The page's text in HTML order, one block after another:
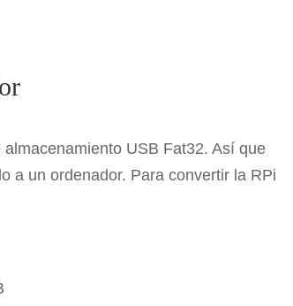
USB Fat32. Así que
a un ordenador. Para convertir la RPi